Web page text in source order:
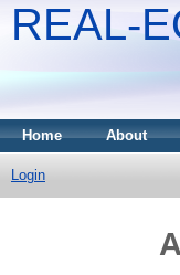
REAL-
Home About
Login